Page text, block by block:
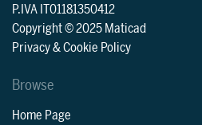
P.IVA IT01181350412
Copyright © 2025 Maticad
Privacy & Cookie Policy
Browse
Home Page